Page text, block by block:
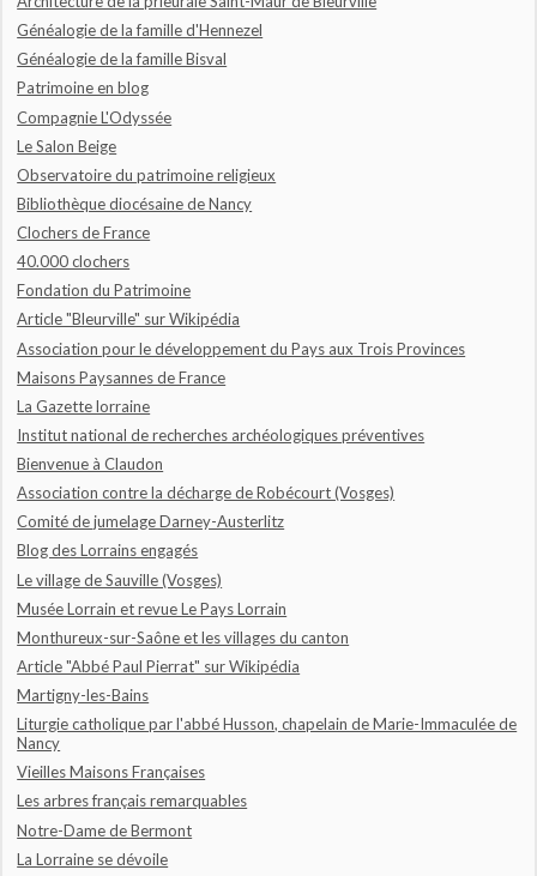
Généalogie de la famille d'Hennezel
Généalogie de la famille Bisval
Patrimoine en blog
Compagnie L'Odyssée
Le Salon Beige
Observatoire du patrimoine religieux
Bibliothèque diocésaine de Nancy
Clochers de France
40.000 clochers
Fondation du Patrimoine
Article "Bleurville" sur Wikipédia
Association pour le développement du Pays aux Trois Provinces
Maisons Paysannes de France
La Gazette lorraine
Institut national de recherches archéologiques préventives
Bienvenue à Claudon
Association contre la décharge de Robécourt (Vosges)
Comité de jumelage Darney-Austerlitz
Blog des Lorrains engagés
Le village de Sauville (Vosges)
Musée Lorrain et revue Le Pays Lorrain
Monthureux-sur-Saône et les villages du canton
Article "Abbé Paul Pierrat" sur Wikipédia
Martigny-les-Bains
Liturgie catholique par l'abbé Husson, chapelain de Marie-Immaculée de
Nancy
Vieilles Maisons Françaises
Les arbres français remarquables
Notre-Dame de Bermont
La Lorraine se dévoile